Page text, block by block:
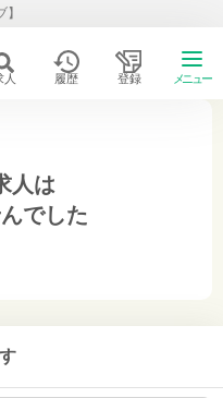
人 履歴 登録 メニュー
人は
でした